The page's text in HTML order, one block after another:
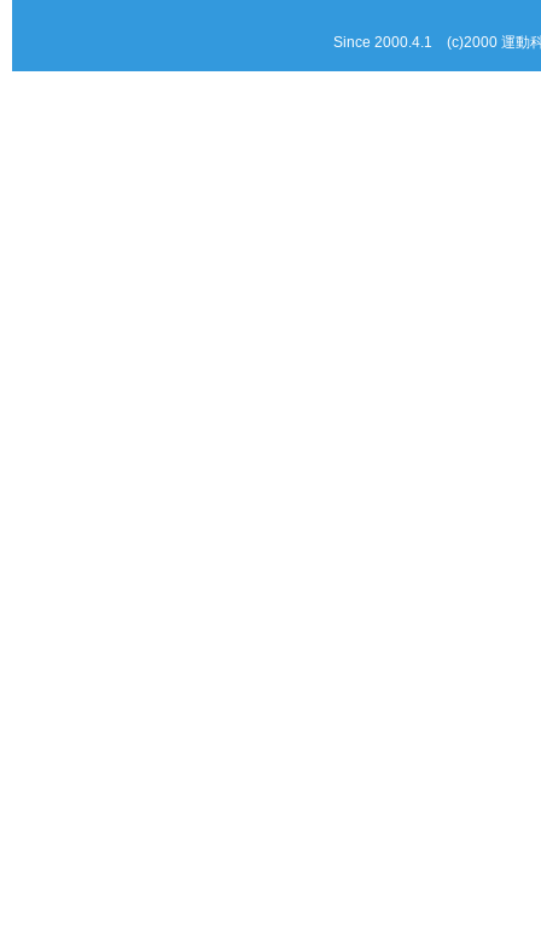
Since 2000.4.1 (c)2000 運動